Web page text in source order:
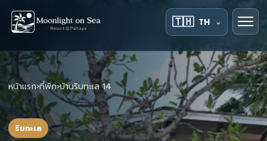
🇹🇭 TH ⌄
หน้าแรก›ที่พัก›บ้านริมทะเล 14
ริมทะเล